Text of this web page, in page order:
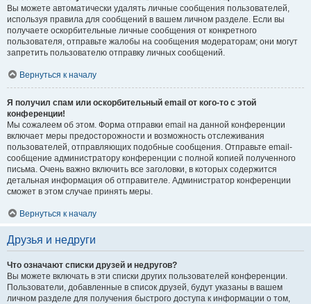
Вы можете автоматически удалять личные сообщения пользователей,
используя правила для сообщений в вашем личном разделе. Если вы
получаете оскорбительные личные сообщения от конкретного
пользователя, отправьте жалобы на сообщения модераторам; они могут
запретить пользователю отправку личных сообщений.
Вернуться к началу
Я получил спам или оскорбительный email от кого-то с этой
конференции!
Мы сожалеем об этом. Форма отправки email на данной конференции
включает меры предосторожности и возможность отслеживания
пользователей, отправляющих подобные сообщения. Отправьте email-
сообщение администратору конференции с полной копией полученного
письма. Очень важно включить все заголовки, в которых содержится
детальная информация об отправителе. Администратор конференции
сможет в этом случае принять меры.
Вернуться к началу
Друзья и недруги
Что означают списки друзей и недругов?
Вы можете включать в эти списки других пользователей конференции.
Пользователи, добавленные в список друзей, будут указаны в вашем
личном разделе для получения быстрого доступа к информации о том,